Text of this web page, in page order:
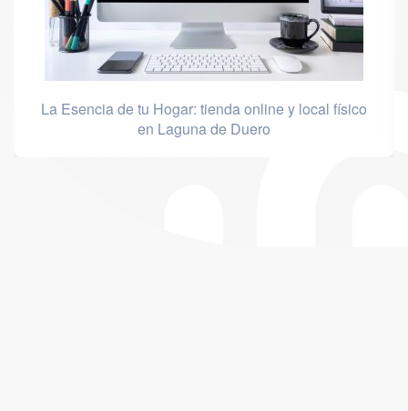
La Esencia de tu Hogar: tienda online y local físico
en Laguna de Duero